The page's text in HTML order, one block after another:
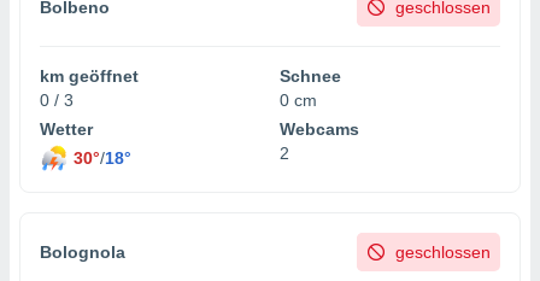
Bolbeno geschlossen
km geöffnet
0 / 3
Schnee
0 cm
Wetter
30°/18°
Webcams
2
Bolognola geschlossen